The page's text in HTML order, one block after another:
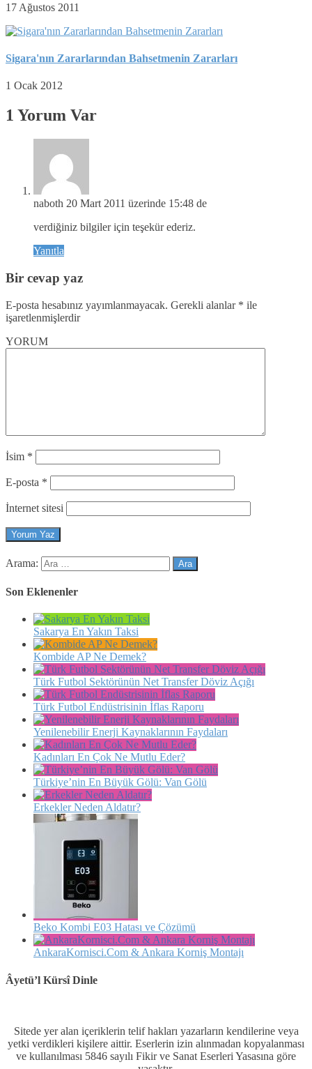
17 Ağustos 2011
Sigara'nın Zararlarından Bahsetmenin Zararları
1 Ocak 2012
1 Yorum Var
naboth 20 Mart 2011 üzerinde 15:48 de
verdiğiniz bilgiler için teşekür ederiz.
Yanıtla
Bir cevap yaz
E-posta hesabınız yayımlanmayacak. Gerekli alanlar * ile
işaretlenmişlerdir
YORUM
İsim *
E-posta *
İnternet sitesi
Arama:
Son Eklenenler
Sakarya En Yakın Taksi
Kombide AP Ne Demek?
Türk Futbol Sektörünün Net Transfer Döviz Açığı
Türk Futbol Endüstrisinin İflas Raporu
Yenilenebilir Enerji Kaynaklarının Faydaları
Kadınları En Çok Ne Mutlu Eder?
Türkiye’nin En Büyük Gölü: Van Gölü
Erkekler Neden Aldatır?
Beko Kombi E03 Hatası ve Çözümü
AnkaraKornisci.Com & Ankara Korniş Montajı
Âyetü’l Kürsî Dinle
Sitede yer alan içeriklerin telif hakları yazarların kendilerine veya
yetki verdikleri kişilere aittir. Eserlerin izin alınmadan kopyalanması
ve kullanılması 5846 sayılı Fikir ve Sanat Eserleri Yasasına göre